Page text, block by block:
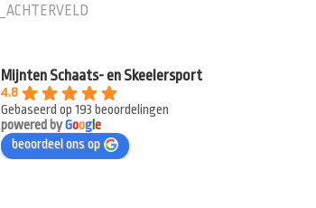
_ACHTERVELD
Mijnten Schaats- en Skeelersport
4.8
Gebaseerd op 193 beoordelingen
powered byGoogle
beoordeel ons op